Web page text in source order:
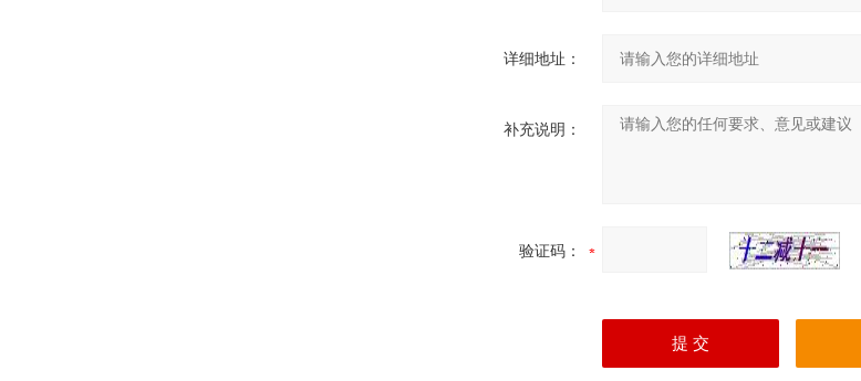
详细地址：
补充说明：
验证码：